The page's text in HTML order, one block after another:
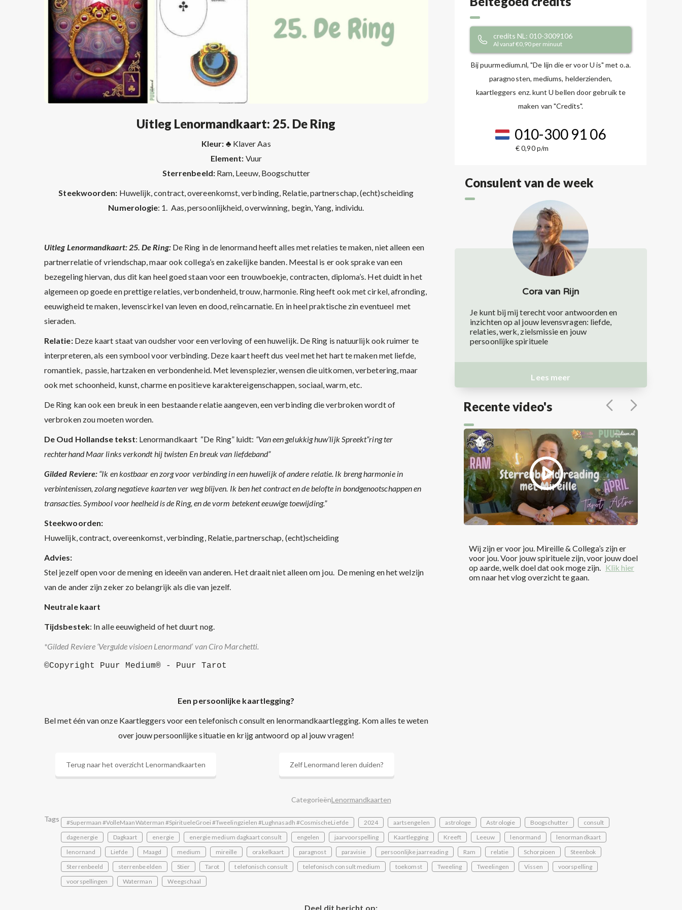
Uitleg Lenormandkaart: 25. De Ring
Kleur: ♣ Klaver Aas
Element: Vuur
Sterrenbeeld: Ram, Leeuw, Boogschutter
Steekwoorden: Huwelijk, contract, overeenkomst, verbinding, Relatie, partnerschap, (echt)scheiding
Numerologie: 1. Aas, persoonlijkheid, overwinning, begin, Yang, individu.
Uitleg Lenormandkaart: 25. De Ring: De Ring in de lenormand heeft alles met relaties te maken, niet alleen een
partnerrelatie of vriendschap, maar ook collega’s en zakelijke banden. Meestal is er ook sprake van een
bezegeling hiervan, dus dit kan heel goed staan voor een trouwboekje, contracten, diploma’s. Het duidt in het
algemeen op goede en prettige relaties, verbondenheid, trouw, harmonie. Ring heeft ook met cirkel, afronding,
eeuwigheid te maken, levenscirkel van leven en dood, reïncarnatie. En in heel praktische zin eventueel met
sieraden.
Relatie: Deze kaart staat van oudsher voor een verloving of een huwelijk. De Ring is natuurlijk ook ruimer te
interpreteren, als een symbool voor verbinding. Deze kaart heeft dus veel met het hart te maken met liefde,
romantiek, passie, hartzaken en verbondenheid. Met levensplezier, wensen die uitkomen, verbetering, maar
ook met schoonheid, kunst, charme en positieve karaktereigenschappen, sociaal, warm, etc.
De Ring kan ook een breuk in een bestaande relatie aangeven, een verbinding die verbroken wordt of
verbroken zou moeten worden.
De Oud Hollandse tekst: Lenormandkaart “De Ring” luidt: “Van een gelukkig huw’lijk Spreekt”ring ter
rechterhand Maar links verkondt hij twisten En breuk van liefdeband”
Gilded Reviere: “Ik en kostbaar en zorg voor verbinding in een huwelijk of andere relatie. Ik breng harmonie in
verbintenissen, zolang negatieve kaarten ver weg blijven. Ik ben het contract en de belofte in bondgenootschappen en
transacties. Symbool voor heelheid is de Ring, en de vorm betekent eeuwige toewijding.”
Steekwoorden:
Huwelijk, contract, overeenkomst, verbinding, Relatie, partnerschap, (echt)scheiding
Advies:
Stel jezelf open voor de mening en ideeën van anderen. Het draait niet alleen om jou. De mening en het welzijn
van de ander zijn zeker zo belangrijk als die van jezelf.
Neutrale kaart
Tijdsbestek: In alle eeuwigheid of het duurt nog.
*Gilded Reviere ‘Vergulde visioen Lenormand’ van Ciro Marchetti.
©Copyright Puur Medium® - Puur Tarot
Een persoonlijke kaartlegging?
Bel met één van onze Kaartleggers voor een telefonisch consult en lenormandkaartlegging. Kom alles te weten
over jouw persoonlijke situatie en krijg antwoord op al jouw vragen!
Terug naar het overzicht Lenormandkaarten Zelf Lenormand leren duiden?
credits NL: 010-3009106
Al vanaf €0,90 per minuut
Bij puurmedium.nl, "De lijn die er voor U is" met o.a.
paragnosten, mediums, helderzienden,
kaartleggers enz. kunt U bellen door gebruik te
maken van "Credits".
010-300 91 06
€ 0,90 p/m
Consulent van de week
Cora van Rijn
Je kunt bij mij terecht voor antwoorden en
inzichten op al jouw levensvragen: liefde,
relaties, werk, zielsmissie en jouw
persoonlijke spirituele
Lees meer
Recente video's
Wij zijn er voor jou. Mireille & Collega’s zijn er
voor jou. Voor jouw spirituele zijn, voor jouw doel
op aarde, welk doel dat ook moge zijn. Klik hier
om naar het vlog overzicht te gaan.
CategorieënLenormandkaarten
Tags #Supermaan #VolleMaanWaterman #SpiritueleGroei #Tweelingzielen #Lughnasadh #CosmischeLiefde 2024 aartsengelen astrologe Astrologie Boogschutter
consult
dagenergie
Dagkaart energie energie medium dagkaart consult engelen jaarvoorspelling Kaartlegging Kreeft Leeuw lenormand
lenormandkaart
lenornand
Liefde Maagd medium mireille orakelkaart paragnost paravisie persoonlijke jaarreading Ram relatie Schorpioen
Steenbok
Sterrenbeeld
sterrenbeelden Stier Tarot telefonisch consult telefonisch consult medium toekomst Tweeling Tweelingen Vissen
voorspelling
voorspellingen
Waterman Weegschaal
Deel dit bericht op: